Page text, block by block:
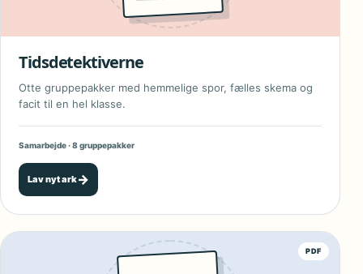
Tidsdetektiverne
Otte gruppepakker med hemmelige spor, fælles skema og
facit til en hel klasse.
Samarbejde · 8 gruppepakker
Lav nyt ark→
PDF